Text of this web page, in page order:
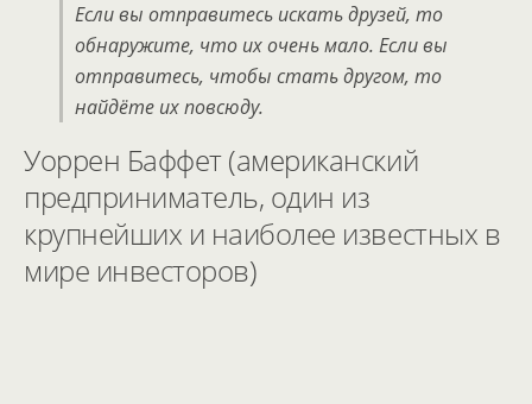
Если вы отправитесь искать друзей, то
обнаружите, что их очень мало. Если вы
отправитесь, чтобы стать другом, то
найдёте их повсюду.
Уоррен Баффет (американский
предприниматель, один из
крупнейших и наиболее известных в
мире инвесторов)